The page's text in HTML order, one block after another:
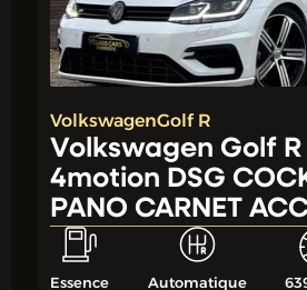
VolkswagenGolf R
Volkswagen Golf R
4motion DSG
PANO CARNET
Essence Automatique